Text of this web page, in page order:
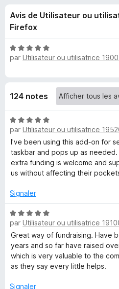
a
u
r
f
o
x
u
e
s
o
u
r
e
a
s
y
f
Avis de Utilisateur ou
Firefox
N
o
s
r
5
par Utilisateur ou utilisatrice
124 notes
N
o
t
é
5
s
r
par Utilisateur ou utilisatrice
I've been using this add-on for
taskbar and pops up as needed.
extra funding is welcome and
us without affecting their
Signaler
N
o
t
é
5
s
r
par Utilisateur ou utilisatrice
Great way of fundraising. Have
years and so far have raised
which is very valuable to the
as they say every little helps.
Signaler